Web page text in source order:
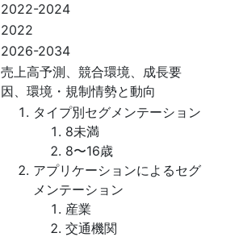
2022-2024
2022
2026-2034
売上高予測、競合環境、成長要
因、環境・規制情勢と動向
タイプ別セグメンテーション
8未満
8〜16歳
アプリケーションによるセグ
メンテーション
産業
交通機関